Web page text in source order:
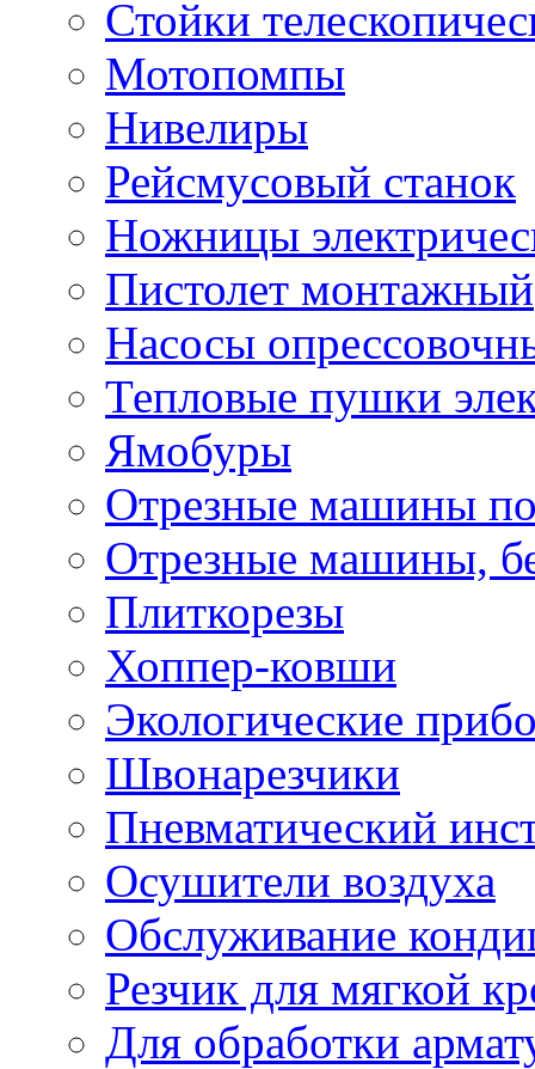
Стойки
Мотопомпы
Нивелиры
Рейсмусовый станок
Ножницы
Пистолет монтажный
Насосы
Тепловые пушки
Ямобуры
Отрезные машины
Отрезные машины,
Плиткорезы
Хоппер-ковши
Экологические
Швонарезчики
Пневматический
Осушители воздуха
Обслуживание
Резчик для мягкой
Для обработки